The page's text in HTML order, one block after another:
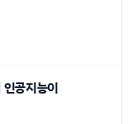
공지능이